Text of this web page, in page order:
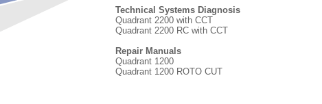
Technical Systems Diagnosis
Quadrant 2200 with CCT
Quadrant 2200 RC with CCT
Repair Manuals
Quadrant 1200
Quadrant 1200 ROTO CUT